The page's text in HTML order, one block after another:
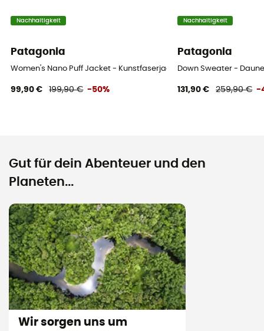
Nachhaltigkeit
Patagonia
Women's Nano Puff Jacket - Kunstfaserjacke - Damen
99,90 € 199,90 € -50%
Nachhaltigkeit
Patagonia
Down Sweater -
131,90 € 259,90 € -
Gut für dein Abenteuer und den
Planeten...
Wir sorgen uns um